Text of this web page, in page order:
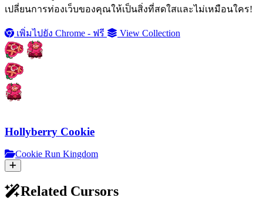
เปลี่ยนการท่องเว็บของคุณให้เป็นสิ่งที่สดใสและไม่เหมือนใคร!
เพิ่มไปยัง Chrome - ฟรี View Collection
Hollyberry Cookie
Cookie Run Kingdom
Related Cursors